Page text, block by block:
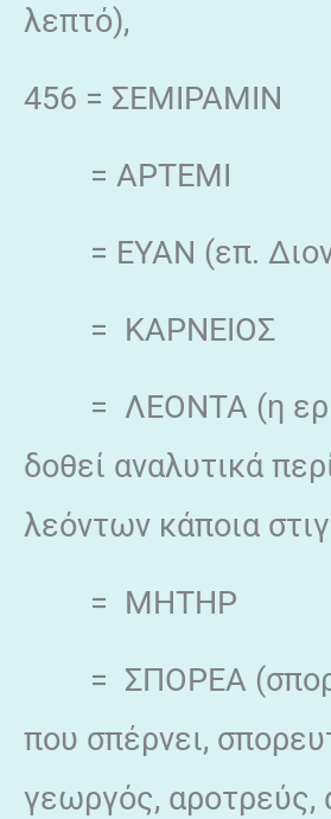
λεπτό),
456 = ΣΕΜΙΡΑΜΙΝ
= ΑΡΤΕΜΙ
= ΕΥΑΝ (επ.
= ΚΑΡΝΕΙΟΣ
= ΛΕΟΝΤΑ (η
δοθεί αναλυτικά
λεόντων κάποια
= ΜΗΤΗΡ
= ΣΠΟΡΕΑ
που σπέρνει,
γεωργός, αροτρεύς,